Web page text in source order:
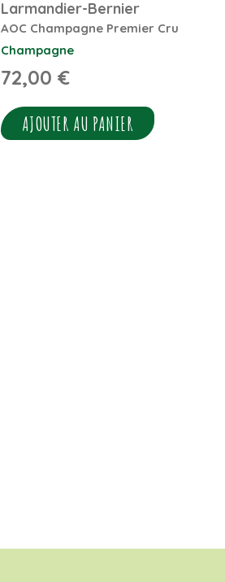
Larmandier-Bernier
AOC Champagne Premier Cru
Champagne
72,00 €
AJOUTER AU PANIER